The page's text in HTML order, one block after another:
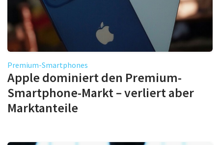
Premium-Smartphones
Apple dominiert den Premium-
Smartphone-Markt – verliert aber
Marktanteile